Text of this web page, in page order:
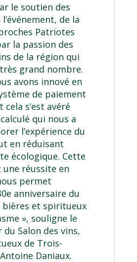
le soutien des
de la
Patriotes
la passion des
de la région qui
grand nombre.
avons innové en
de paiement
s’est avéré
qui nous a
l’expérience du
en réduisant
écologique. Cette
réussite en
permet
anniversaire du
bières et spiritueux
», souligne le
Salon des vins,
de Trois-
Daniaux.